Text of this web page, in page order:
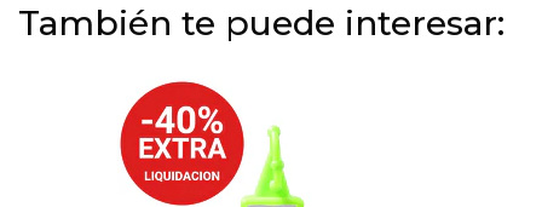
También te puede interesar: